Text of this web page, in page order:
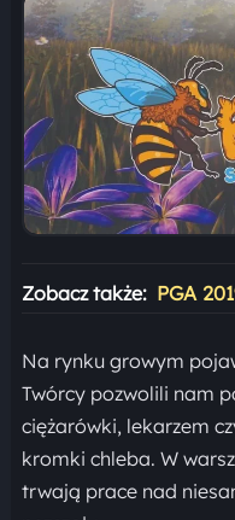
Zobacz także: PGA
Na rynku growym
Twórcy pozwolili nam
ciężarówki, lekarzem
kromki chleba. W
trwają prace nad